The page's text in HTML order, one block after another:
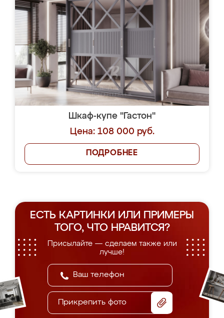
Шкаф-купе "Гастон"
Цена: 108 000 руб.
ПОДРОБНЕЕ
ЕСТЬ КАРТИНКИ ИЛИ ПРИМЕРЫ
ТОГО, ЧТО НРАВИТСЯ?
Присылайте — сделаем также или
лучше!
Прикрепить фото